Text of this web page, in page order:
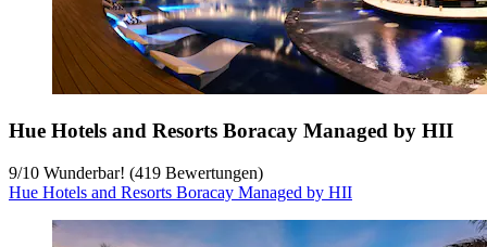
Hue Hotels and Resorts Boracay Managed by HII
9/10 Wunderbar! (419 Bewertungen)
Hue Hotels and Resorts Boracay Managed by HII